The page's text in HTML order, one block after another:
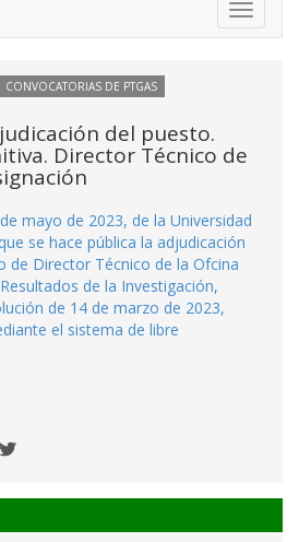
Toggle
CONVOCATORIAS DE PTGAS
del puesto.
Director Técnico de
mayo de 2023, de la Universidad
se hace pública la adjudicación
de Director Técnico de la Ofcina
de la Investigación,
de 14 de marzo de 2023,
el sistema de libre